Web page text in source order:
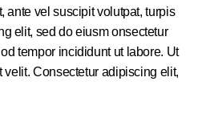
ante vel suscipit volutpat, turpis
elit, sed do eiusm onsectetur
tempor incididunt ut labore. Ut
Consectetur adipiscing elit,